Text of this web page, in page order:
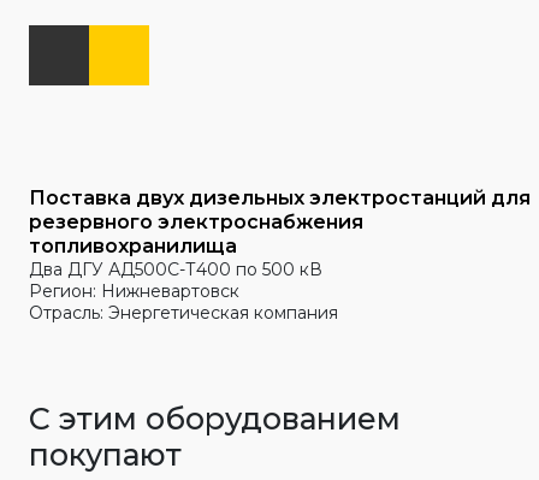
Поставка двух дизельных электростанций для
резервного электроснабжения
топливохранилища
Два ДГУ АД500С-Т400 по 500 кВ
Регион: Нижневартовск
Отрасль: Энергетическая компания
С этим оборудованием
покупают